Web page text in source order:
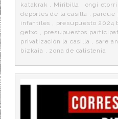
katakrak , Miribilla , ongi
deportes de la casilla , parque
infantiles , presupuesto 2024
getxo , presupuestos
privatización la casilla , sare
bizkaia , zona de calistenia